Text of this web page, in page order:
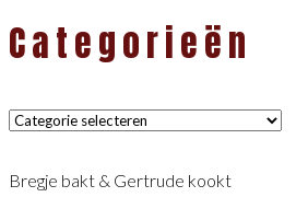
Categorieën
Categorieën
Bregje bakt & Gertrude kookt